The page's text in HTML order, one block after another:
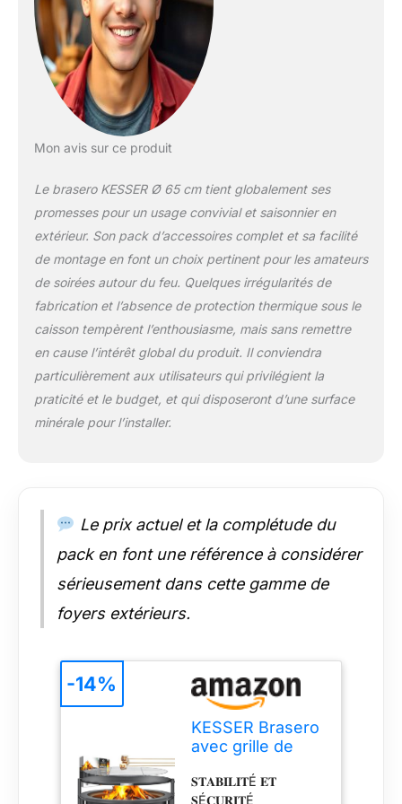
flexible. AVEC GRILLE
ET PROTECTION
ANTI-ÉTINCLES
INCLUSE : Avec le
foyer extérieur
(diamètre 52 cm) est
la viande, des
légumes ou des
guimauves. La
protection contre les
étincelles assure une
sécurité
supplémentaire et
protège contre les
projections
d’étincelles – pour
des soirées
BRIQUETS : Que
flammes romantiques
avec du bois ou que
combustibles et
s’adapte à vos
besoins. Idéal
comme distributeur
de chaleur, barbecue
décoration
Mon avis sur ce produit
Le brasero KESSER Ø 65 cm tient globalement ses
promesses pour un usage convivial et saisonnier en
extérieur. Son pack d’accessoires complet et sa facilité
de montage en font un choix pertinent pour les amateurs
de soirées autour du feu. Quelques irrégularités de
fabrication et l’absence de protection thermique sous le
caisson tempèrent l’enthousiasme, mais sans remettre
en cause l’intérêt global du produit. Il conviendra
particulièrement aux utilisateurs qui privilégient la
praticité et le budget, et qui disposeront d’une surface
minérale pour l’installer.
Le prix actuel et la complétude du
pack en font une référence à considérer
sérieusement dans cette gamme de
foyers extérieurs.
KESSER Brasero
avec grille de
Panier à feu 0,6
𝐒𝐓𝐀𝐁𝐈𝐋𝐈𝐓É 𝐄𝐓
𝐒É𝐂𝐔𝐑𝐈𝐓É
-14%